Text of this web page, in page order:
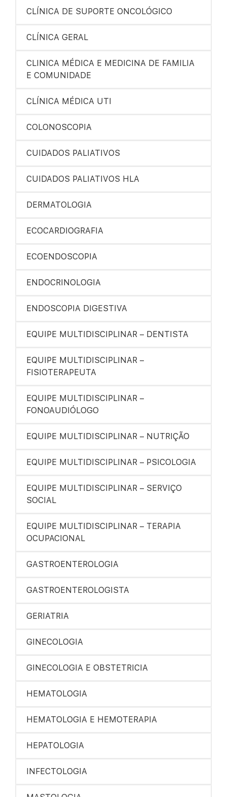
CLÍNICA DE SUPORTE ONCOLÓGICO
CLÍNICA GERAL
CLINICA MÉDICA E MEDICINA DE FAMILIA
E COMUNIDADE
CLÍNICA MÉDICA UTI
COLONOSCOPIA
CUIDADOS PALIATIVOS
CUIDADOS PALIATIVOS HLA
DERMATOLOGIA
ECOCARDIOGRAFIA
ECOENDOSCOPIA
ENDOCRINOLOGIA
ENDOSCOPIA DIGESTIVA
EQUIPE MULTIDISCIPLINAR – DENTISTA
EQUIPE MULTIDISCIPLINAR –
FISIOTERAPEUTA
EQUIPE MULTIDISCIPLINAR –
FONOAUDIÓLOGO
EQUIPE MULTIDISCIPLINAR – NUTRIÇÃO
EQUIPE MULTIDISCIPLINAR – PSICOLOGIA
EQUIPE MULTIDISCIPLINAR – SERVIÇO
SOCIAL
EQUIPE MULTIDISCIPLINAR – TERAPIA
OCUPACIONAL
GASTROENTEROLOGIA
GASTROENTEROLOGISTA
GERIATRIA
GINECOLOGIA
GINECOLOGIA E OBSTETRICIA
HEMATOLOGIA
HEMATOLOGIA E HEMOTERAPIA
HEPATOLOGIA
INFECTOLOGIA